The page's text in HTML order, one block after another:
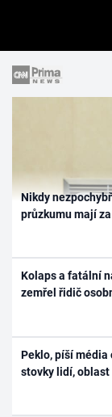
Nikdy
průzkumu mají
Kolaps a fatální
zemřel řidič
Peklo, píší média
stovky lidí,